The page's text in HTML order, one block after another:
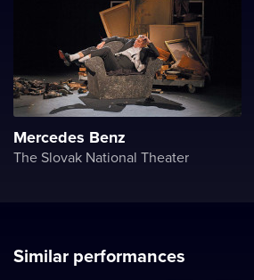
Mercedes Benz
The Slovak National Theater
Similar performances